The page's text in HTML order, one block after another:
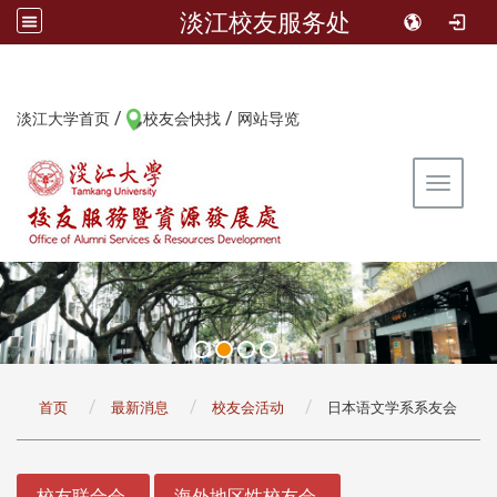
淡江校友服务处
淡江大学首页 / 校友会快找 / 网站导览
Toggle
首页 最新消息 校友会活动 日本语文学系系友会